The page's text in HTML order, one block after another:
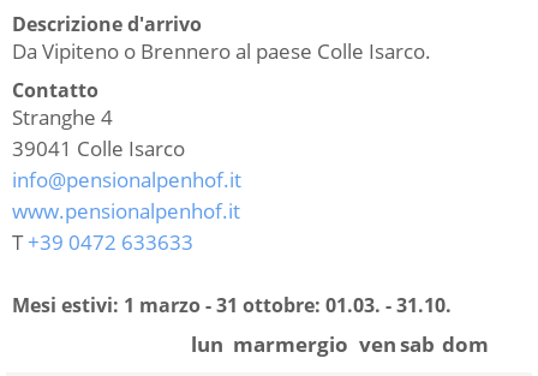
Descrizione d'arrivo
Da Vipiteno o Brennero al paese Colle Isarco.
Contatto
Stranghe 4
39041 Colle Isarco
info@pensionalpenhof.it
www.pensionalpenhof.it
T+39 0472 633633
Mesi estivi: 1 marzo - 31 ottobre: 01.03. - 31.10.
lun marmergio vensab dom